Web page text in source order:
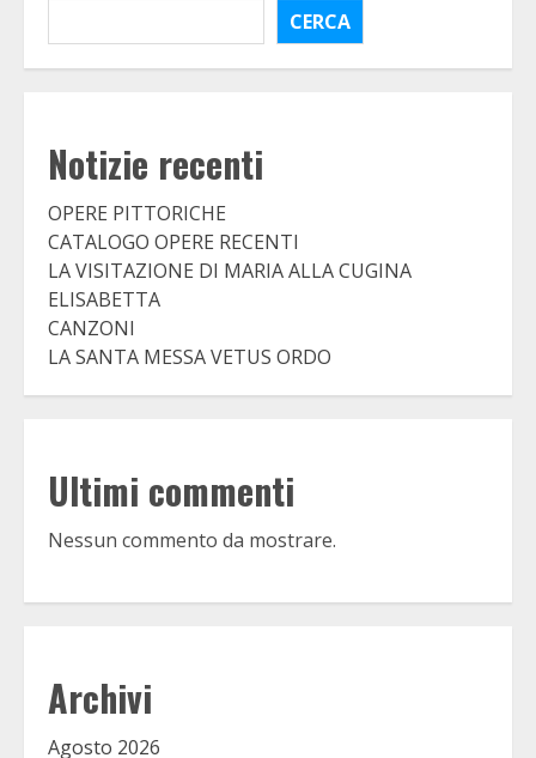
CERCA
Notizie recenti
OPERE PITTORICHE
CATALOGO OPERE RECENTI
LA VISITAZIONE DI MARIA ALLA CUGINA
ELISABETTA
CANZONI
LA SANTA MESSA VETUS ORDO
Ultimi commenti
Nessun commento da mostrare.
Archivi
Agosto 2026